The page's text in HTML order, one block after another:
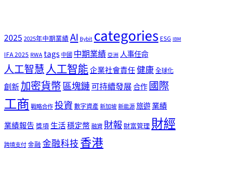
2025 2025年中期業績AI Bybitcategories ESG IBM
IFA 2025 RWAtags 中國 中期業績 亞洲 人事任命
人工智慧人工智能企業社會責任健康全球化
創新加密貨幣區塊鏈可持續發展合作國際
工商 戰略合作投資數字資產新加坡新能源旅遊業績
業績報告 獎項生活穩定幣融資 財報 財富管理 財經
跨境支付金融 金融科技 香港